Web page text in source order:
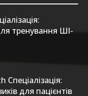
тренування ШІ-
Спеціалізація:
для пацієнтів